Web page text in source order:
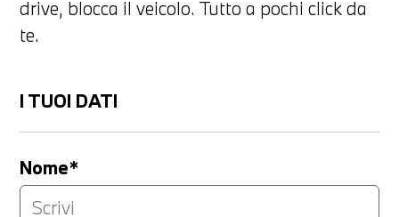
drive, blocca il veicolo. Tutto a pochi click da
te.
I TUOI DATI
Nome*